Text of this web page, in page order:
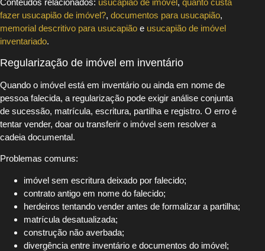
Conteúdos relacionados: usucapião de imóvel, quanto custa
fazer usucapião de imóvel?, documentos para usucapião,
memorial descritivo para usucapião e usucapião de imóvel
inventariado.
Regularização de imóvel em inventário
Quando o imóvel está em inventário ou ainda em nome de
pessoa falecida, a regularização pode exigir análise conjunta
de sucessão, matrícula, escritura, partilha e registro. O erro é
tentar vender, doar ou transferir o imóvel sem resolver a
cadeia documental.
Problemas comuns:
imóvel sem escritura deixado por falecido;
contrato antigo em nome do falecido;
herdeiros tentando vender antes de formalizar a partilha;
matrícula desatualizada;
construção não averbada;
divergência entre inventário e documentos do imóvel;